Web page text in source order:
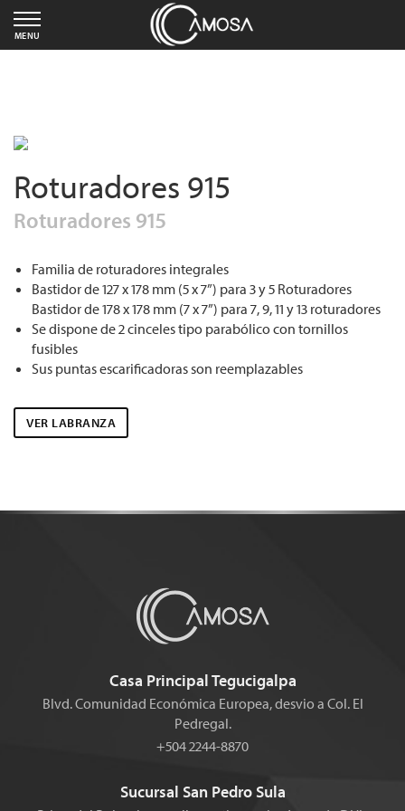
Roturadores 915
Roturadores 915
Familia de roturadores integrales
Bastidor de 127 x 178 mm (5 x 7”) para 3 y 5 Roturadores
Bastidor de 178 x 178 mm (7 x 7”) para 7, 9, 11 y 13 roturadores
Se dispone de 2 cinceles tipo parabólico con tornillos
fusibles
Sus puntas escarificadoras son reemplazables
VER LABRANZA
Casa Principal Tegucigalpa
Blvd. Comunidad Económica Europea, desvio a Col. El
Pedregal.
+504 2244-8870
Sucursal San Pedro Sula
MENU